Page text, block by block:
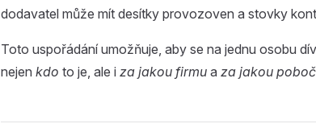
dodavatel může mít desítky provozoven a stovky
Toto uspořádání umožňuje, aby se na jednu osobu
nejen kdo to je, ale i za jakou firmu a za jakou